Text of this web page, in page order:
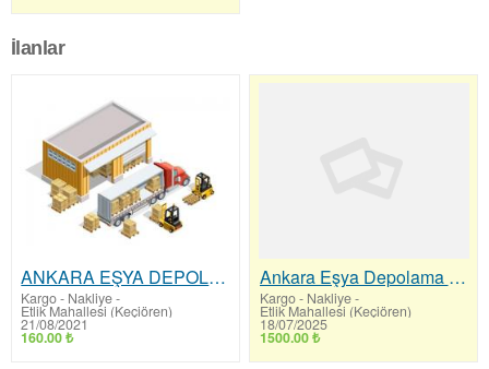
İlanlar
ANKARA EŞYA DEPOLAMA FİRMALARI
Kargo - Nakliye-
Etlik Mahallesi (Keçiören)
21/08/2021
160.00 ₺
Ankara Eşya Depolama - Adaç Eşya Deposu
Kargo - Nakliye-
Etlik Mahallesi (Keçiören)
18/07/2025
1500.00 ₺